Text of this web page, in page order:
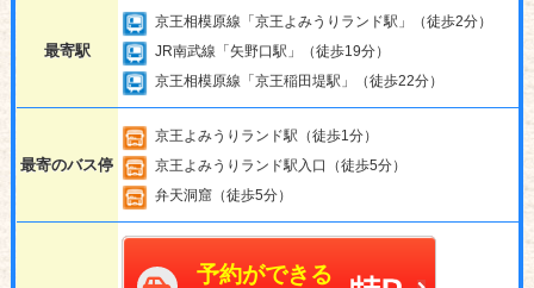
最寄駅
京王相模原線「京王よみうりランド駅」（徒歩2分）
JR南武線「矢野口駅」（徒歩19分）
京王相模原線「京王稲田堤駅」（徒歩22分）
最寄のバス停
京王よみうりランド駅（徒歩1分）
京王よみうりランド駅入口（徒歩5分）
弁天洞窟（徒歩5分）
予約ができる